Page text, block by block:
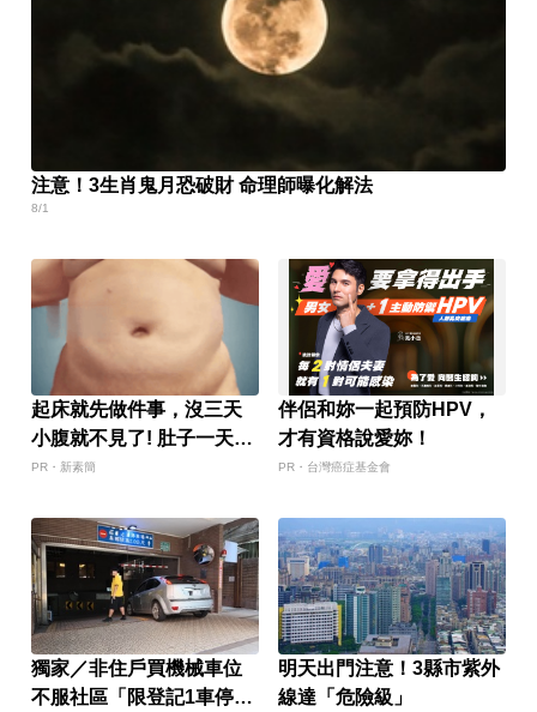
注意！3生肖鬼月恐破財 命理師曝化解法
8/1
起床就先做件事，沒三天
小腹就不見了! 肚子一天天
變小！
PR・新素簡
伴侶和妳一起預防HPV，
才有資格說愛妳！
PR・台灣癌症基金會
獨家／非住戶買機械車位
不服社區「限登記1車停」
明天出門注意！3縣市紫外
線達「危險級」